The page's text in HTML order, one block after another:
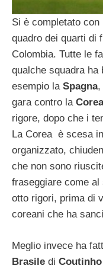
Si è completato con
quadro dei quarti di
Colombia. Tutte le
qualche squadra ha
esempio la Spagna,
gara contro la
rigore, dopo che i
La Corea è scesa
organizzato,
che non sono
fraseggiare come
otto rigori, prima di
coreani che ha
Meglio invece ha
Brasile di Coutinho